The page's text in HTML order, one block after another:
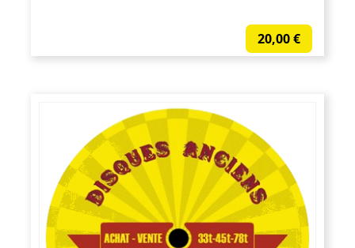
20,00€